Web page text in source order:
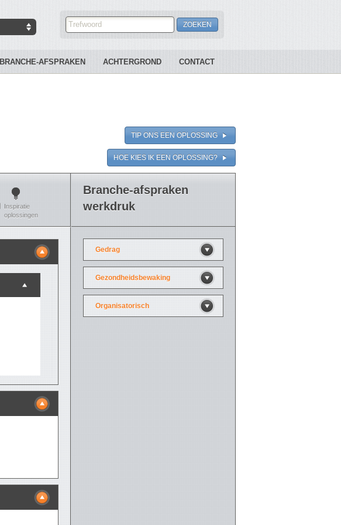
BRANCHE-AFSPRAKEN ACHTERGROND CONTACT
TIP ONS EEN OPLOSSING
HOE KIES IK EEN OPLOSSING?
Inspiratie
oplossingen
Branche-afspraken
werkdruk
Gedrag
Gezondheidsbewaking
Organisatorisch